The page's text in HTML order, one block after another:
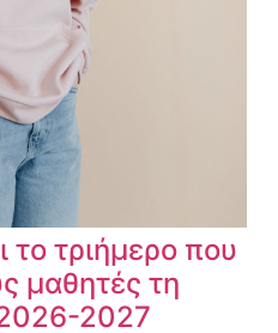
το τριήμερο που
μαθητές τη
2027